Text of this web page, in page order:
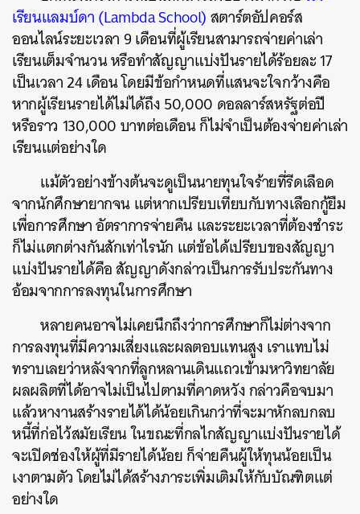
เรียนแลมบ์ดา (Lambda School)สตาร์ตอัปคอร์ส
ออนไลน์ระยะเวลา 9 เดือนที่ผู้เรียนสามารถจ่ายค่าเล่า
เรียนเต็มจำนวน หรือทำสัญญาแบ่งปันรายได้ร้อยละ 17
เป็นเวลา 24 เดือน โดยมีข้อกำหนดที่แสนจะใจกว้างคือ
หากผู้เรียนรายได้ไม่ได้ถึง 50,000 ดอลลาร์สหรัฐต่อปี
หรือราว 130,000 บาทต่อเดือน ก็ไม่จำเป็นต้องจ่ายค่าเล่า
เรียนแต่อย่างใด
แม้ตัวอย่างข้างต้นจะดูเป็นนายทุนใจร้ายที่รีดเลือด
จากนักศึกษายากจน แต่หากเปรียบเทียบกับทางเลือกกู้ยืม
เพื่อการศึกษา อัตราการจ่ายคืน และระยะเวลาที่ต้องชำระ
ก็ไม่แตกต่างกันสักเท่าไรนัก แต่ข้อได้เปรียบของสัญญา
แบ่งปันรายได้คือ สัญญาดังกล่าวเป็นการรับประกันทาง
อ้อมจากการลงทุนในการศึกษา
หลายคนอาจไม่เคยนึกถึงว่าการศึกษาก็ไม่ต่างจาก
การลงทุนที่มีความเสี่ยงและผลตอบแทนสูง เราแทบไม่
ทราบเลยว่าหลังจากที่ลูกหลานเดินแถวเข้ามหาวิทยาลัย
ผลผลิตที่ได้อาจไม่เป็นไปตามที่คาดหวัง กล่าวคือจบมา
แล้วหางานสร้างรายได้ได้น้อยเกินกว่าที่จะมาหักลบกลบ
หนี้ที่ก่อไว้สมัยเรียน ในขณะที่กลไกสัญญาแบ่งปันรายได้
จะเปิดช่องให้ผู้ที่มีรายได้น้อย ก็จ่ายคืนผู้ให้ทุนน้อยเป็น
เงาตามตัว โดยไม่ได้สร้างภาระเพิ่มเติมให้กับบัณฑิตแต่
อย่างใด